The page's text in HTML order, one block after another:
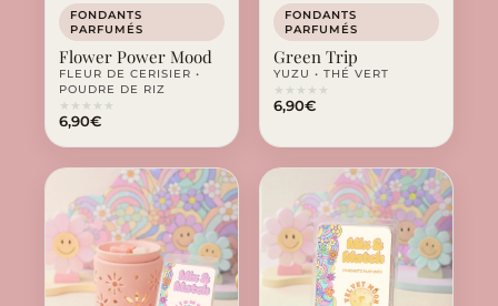
FONDANTS
PARFUMÉS
Flower Power Mood
FLEUR DE CERISIER •
POUDRE DE RIZ
★ ★ ★ ★ ★
6,90€
FONDANTS
PARFUMÉS
Green Trip
YUZU • THÉ VERT
★ ★ ★ ★ ★
6,90€